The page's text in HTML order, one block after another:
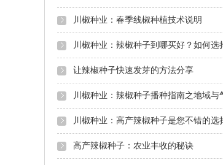
川椒种业：春季线椒种植技术说明
川椒种业：辣椒种子到哪买好？如何选
让辣椒种子快速发芽的方法分享
川椒种业：辣椒种子播种指南之地域与
川椒种业：高产辣椒种子是您不错的选
高产辣椒种子：农业丰收的秘诀